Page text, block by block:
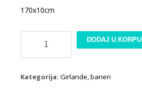
170x10cm
šuma
DODAJ U KORPU
Kategorija: Girlande, baneri